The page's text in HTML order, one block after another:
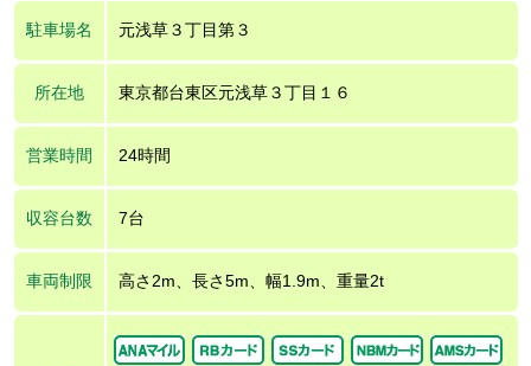
駐車場名 元浅草３丁目第３
所在地 東京都台東区元浅草３丁目１６
営業時間 24時間
収容台数 7台
車両制限 高さ2m、長さ5m、幅1.9m、重量2t